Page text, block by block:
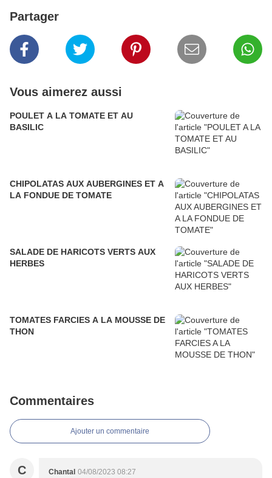
Partager
Vous aimerez aussi
POULET A LA TOMATE ET AU
BASILIC
CHIPOLATAS AUX AUBERGINES ET A
LA FONDUE DE TOMATE
SALADE DE HARICOTS VERTS AUX
HERBES
TOMATES FARCIES A LA MOUSSE DE
THON
Commentaires
Ajouter un commentaire
C Chantal 04/08/2023 08:27